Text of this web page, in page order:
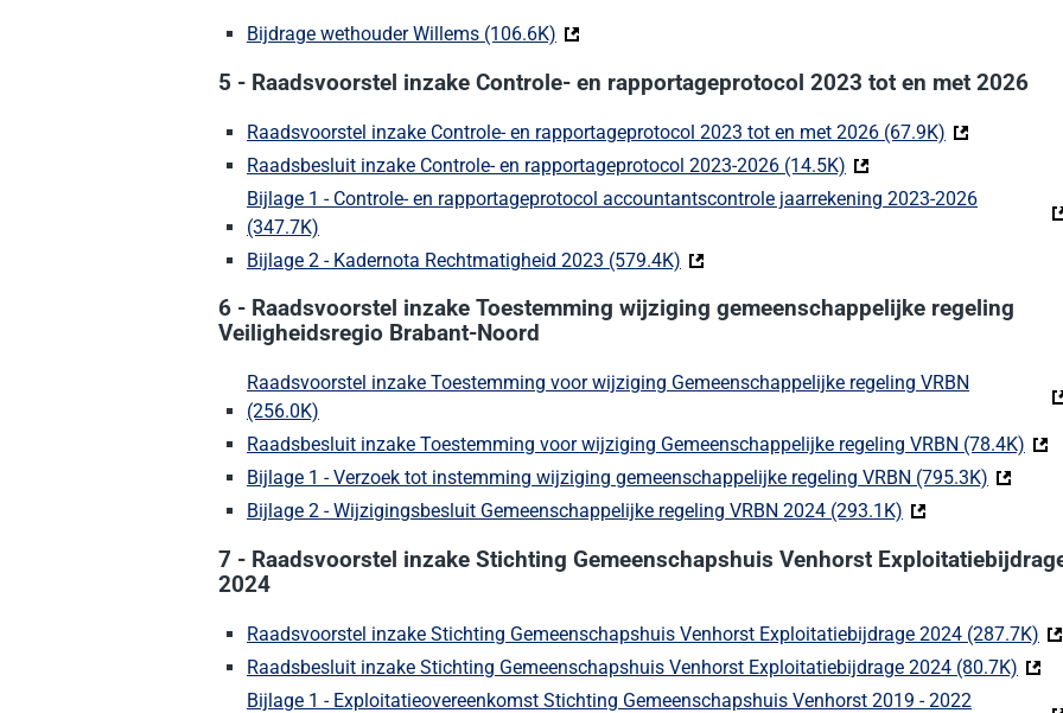
Bijdrage wethouder Willems (106.6K) (Deze link gaat naar een externe website)
5 - Raadsvoorstel inzake Controle- en rapportageprotocol 2023 tot en met 2026
Raadsvoorstel inzake Controle- en rapportageprotocol 2023 tot en met 2026 (67.9K) (Deze link
Raadsbesluit inzake Controle- en rapportageprotocol 2023-2026 (14.5K) (Deze link gaat naar een
Bijlage 1 - Controle- en rapportageprotocol accountantscontrole jaarrekening 2023-2026
(347.7K)
Bijlage 2 - Kadernota Rechtmatigheid 2023 (579.4K) (Deze link gaat naar een externe website)
6 - Raadsvoorstel inzake Toestemming wijziging gemeenschappelijke regeling
Veiligheidsregio Brabant-Noord
Raadsvoorstel inzake Toestemming voor wijziging Gemeenschappelijke regeling VRBN
(256.0K)
Raadsbesluit inzake Toestemming voor wijziging Gemeenschappelijke regeling VRBN (78.4K)
Bijlage 1 - Verzoek tot instemming wijziging gemeenschappelijke regeling VRBN (795.3K) (Deze
Bijlage 2 - Wijzigingsbesluit Gemeenschappelijke regeling VRBN 2024 (293.1K) (Deze link gaat
7 - Raadsvoorstel inzake Stichting Gemeenschapshuis Venhorst
2024
Raadsvoorstel inzake Stichting Gemeenschapshuis Venhorst Exploitatiebijdrage 2024 (287.7K)
Raadsbesluit inzake Stichting Gemeenschapshuis Venhorst Exploitatiebijdrage 2024 (80.7K)
Bijlage 1 - Exploitatieovereenkomst Stichting Gemeenschapshuis Venhorst 2019 - 2022